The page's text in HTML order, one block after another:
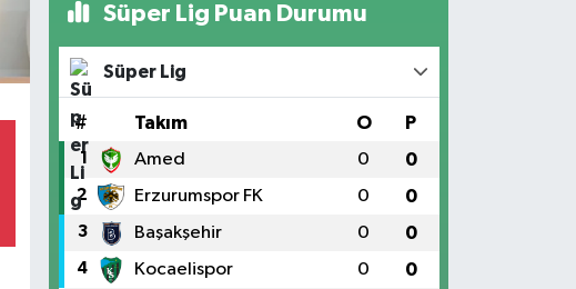
Süper Lig Puan Durumu
Süper Lig
# Takım O P
1 Amed 0 0
2 Erzurumspor FK 0 0
3 Başakşehir 0 0
4 Kocaelispor 0 0